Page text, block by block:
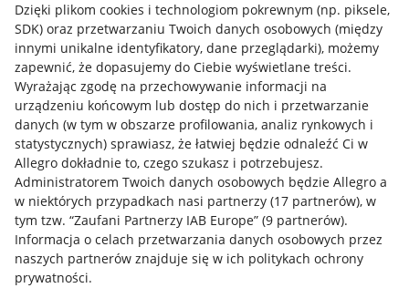
Dzięki plikom cookies i technologiom pokrewnym (np. piksele,
SDK) oraz przetwarzaniu Twoich danych osobowych (między
innymi unikalne identyfikatory, dane przeglądarki), możemy
zapewnić, że dopasujemy do Ciebie wyświetlane treści.
Wyrażając zgodę na przechowywanie informacji na
urządzeniu końcowym lub dostęp do nich i przetwarzanie
danych (w tym w obszarze profilowania, analiz rynkowych i
statystycznych) sprawiasz, że łatwiej będzie odnaleźć Ci w
Allegro dokładnie to, czego szukasz i potrzebujesz.
Administratorem Twoich danych osobowych będzie Allegro a
w niektórych przypadkach nasi partnerzy (17 partnerów), w
tym tzw. “Zaufani Partnerzy IAB Europe” (9 partnerów).
Informacja o celach przetwarzania danych osobowych przez
naszych partnerów znajduje się w ich politykach ochrony
prywatności.
Przydatne informacje
Jak to działa
Napisz do nas